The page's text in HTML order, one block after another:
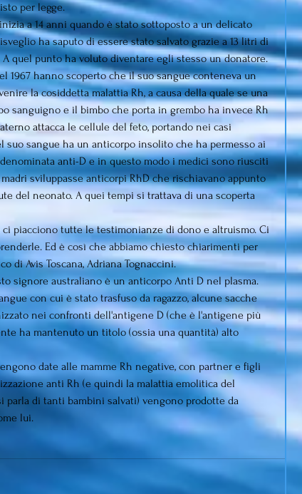
per legge.
a 14 anni quando è stato sottoposto a un delicato
ha saputo di essere stato salvato grazie a 13 litri di
quel punto ha voluto diventare egli stesso un donatore.
1967 hanno scoperto che il suo sangue conteneva un
la cosiddetta malattia Rh, a causa della quale se una
sanguigno e il bimbo che porta in grembo ha invece Rh
attacca le cellule del feto, portando nei casi
suo sangue ha un anticorpo insolito che ha permesso ai
anti-D e in questo modo i medici sono riusciti
sviluppasse anticorpi RhD che rischiavano appunto
del neonato. A quei tempi si trattava di una scoperta
ci piacciono tutte le testimonianze di dono e altruismo. Ci
Ed è così che abbiamo chiesto chiarimenti per
di Avis Toscana, Adriana Tognaccini.
signore australiano è un anticorpo Anti D nel plasma.
con cui è stato trasfuso da ragazzo, alcune sacche
nei confronti dell'antigene D (che è l'antigene più
ha mantenuto un titolo (ossia una quantità) alto
date alle mamme Rh negative, con partner e figli
anti Rh (e quindi la malattia emolitica del
parla di tanti bambini salvati) vengono prodotte da
lui.